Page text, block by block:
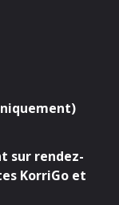
sur rendez-
KorriGo et